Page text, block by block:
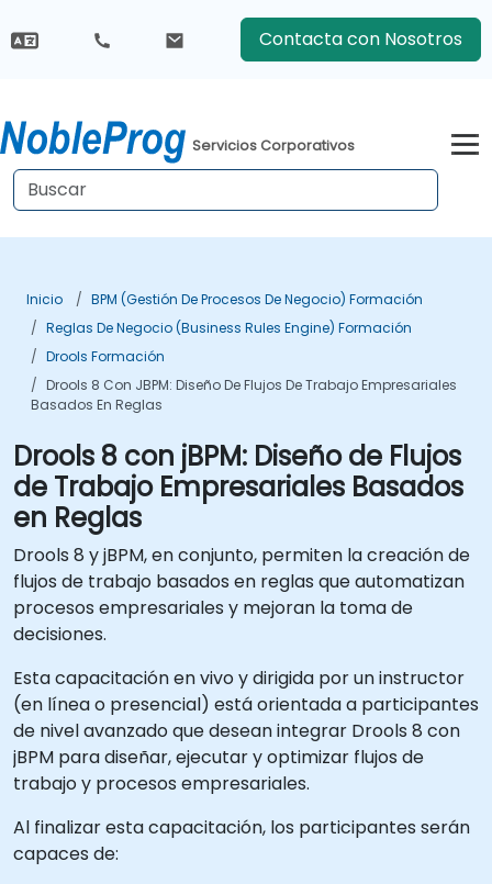
Contacta con Nosotros
Servicios Corporativos
Inicio
BPM (Gestión De Procesos De Negocio) Formación
Reglas De Negocio (Business Rules Engine) Formación
Drools Formación
Drools 8 Con JBPM: Diseño De Flujos De Trabajo Empresariales
Basados En Reglas
Drools 8 con jBPM: Diseño de Flujos
de Trabajo Empresariales Basados
en Reglas
Drools 8 y jBPM, en conjunto, permiten la creación de
flujos de trabajo basados en reglas que automatizan
procesos empresariales y mejoran la toma de
decisiones.
Esta capacitación en vivo y dirigida por un instructor
(en línea o presencial) está orientada a participantes
de nivel avanzado que desean integrar Drools 8 con
jBPM para diseñar, ejecutar y optimizar flujos de
trabajo y procesos empresariales.
Al finalizar esta capacitación, los participantes serán
capaces de: